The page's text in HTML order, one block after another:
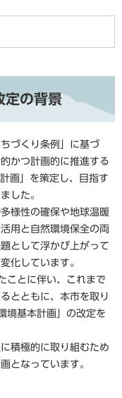
定の背景
づくり条例」に基づ
かつ計画的に推進する
画」を策定し、目指す
した。
様性の確保や地球温暖
用と自然環境保全の両
として浮かび上がって
化しています。
ことに伴い、これまで
とともに、本市を取り
境基本計画」の改定を
積極的に取り組むため
となっています。